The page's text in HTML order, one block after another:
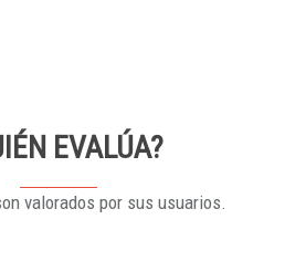
EVALÚA?
valorados por sus usuarios.